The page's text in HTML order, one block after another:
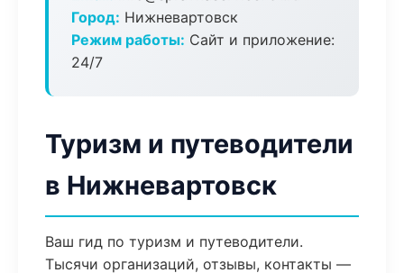
Город: Нижневартовск
Режим работы: Сайт и приложение:
24/7
Туризм и путеводители
в Нижневартовск
Ваш гид по туризм и путеводители.
Тысячи организаций, отзывы, контакты —